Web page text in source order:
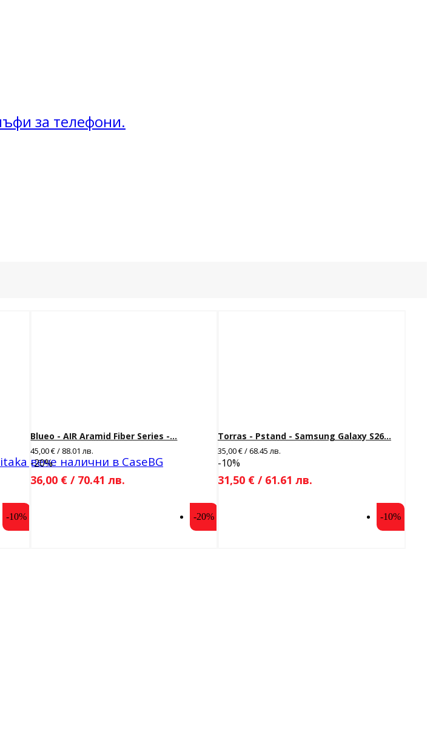
за телефони.
вече налични в CaseBG
-10%
Blueo - AIR Aramid Fiber Series -...
45,00 € / 88.01 лв.
-20%
36,00 € / 70.41 лв.
-20%
Torras - Pstand - Samsung Galaxy S26...
35,00 € / 68.45 лв.
-10%
31,50 € / 61.61 лв.
-10%